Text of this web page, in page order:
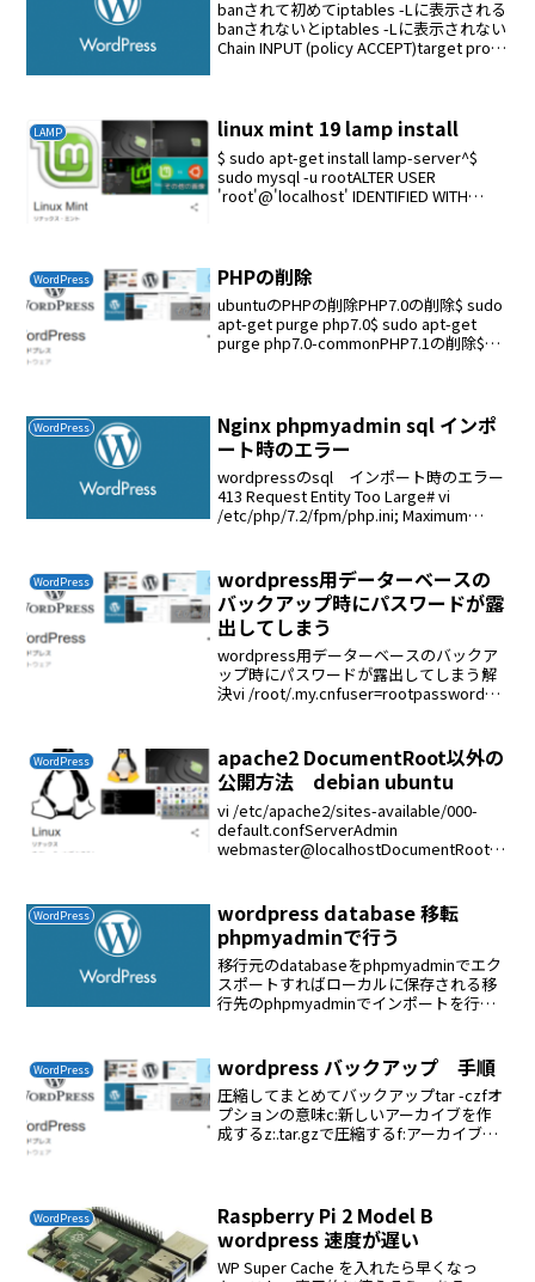
banされて初めてiptables -Lに表示される
banされないとiptables -Lに表示されない
Chain INPUT (policy ACCEPT)target prot
LAMP linux mint 19 lamp install
$ sudo apt-get install lamp-server^$
sudo mysql -u rootALTER USER
'root'@'localhost' IDENTIFIED WITH
WordPress PHPの削除
ubuntuのPHPの削除PHP7.0の削除$ sudo
apt-get purge php7.0$ sudo apt-get
purge php7.0-commonPHP7.1の削除$
WordPress
Nginx phpmyadmin sql インポ
ート時のエラー
wordpressのsql インポート時のエラー
413 Request Entity Too Large# vi
/etc/php/7.2/fpm/php.ini; Maximum
WordPress
wordpress用データーベースの
バックアップ時にパスワードが露
出してしまう
wordpress用データーベースのバックア
ップ時にパスワードが露出してしまう解
決vi /root/.my.cnfuser=rootpassword=
WordPress
apache2 DocumentRoot以外の
公開方法 debian ubuntu
vi /etc/apache2/sites-available/000-
default.confServerAdmin
webmaster@localhostDocumentRoot
WordPress
wordpress database 移転
phpmyadminで行う
移行元のdatabaseをphpmyadminでエク
スポートすればローカルに保存される移
行先のphpmyadminでインポートを行う
視を選択したアップロードしようとした...
WordPress wordpress バックアップ 手順
圧縮してまとめてバックアップtar -czfオ
プションの意味c:新しいアーカイブを作
成するz:.tar.gzで圧縮するf:アーカイブフ
WordPress
Raspberry Pi 2 Model B
wordpress 速度が遅い
WP Super Cache を入れたら早くなっ